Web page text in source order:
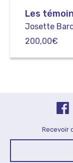
Les
Josette
200,00€
Recevoir